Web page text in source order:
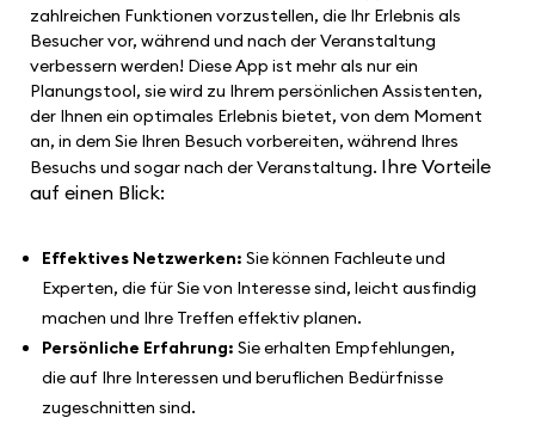
zahlreichen Funktionen vorzustellen, die Ihr Erlebnis als
Besucher vor, während und nach der Veranstaltung
verbessern werden! Diese App ist mehr als nur ein
Planungstool, sie wird zu Ihrem persönlichen Assistenten,
der Ihnen ein optimales Erlebnis bietet, von dem Moment
an, in dem Sie Ihren Besuch vorbereiten, während Ihres
Besuchs und sogar nach der Veranstaltung. Ihre Vorteile
auf einen Blick:
Effektives Netzwerken: Sie können Fachleute und
Experten, die für Sie von Interesse sind, leicht ausfindig
machen und Ihre Treffen effektiv planen.
Persönliche Erfahrung: Sie erhalten Empfehlungen,
die auf Ihre Interessen und beruflichen Bedürfnisse
zugeschnitten sind.